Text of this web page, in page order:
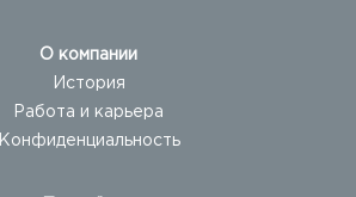
О компании
История
Работа и карьера
Конфиденциальность